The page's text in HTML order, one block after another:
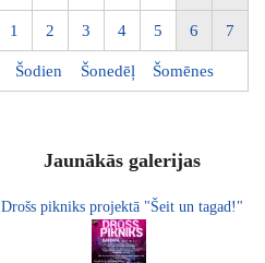
1 2 3 4 5 6 7
Šodien Šonedēļ Šomēnes
Jaunākās galerijas
Drošs pikniks projektā "Šeit un tagad!"